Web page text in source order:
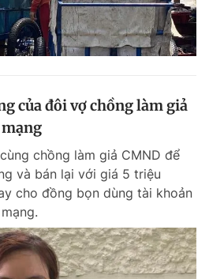
Bạn cần biết
Liên hệ quảng cáo
thoại
của đôi vợ chồng làm giả
mạng
chồng làm giả CMND để
và bán lại với giá 5 triệu
cho đồng bọn dùng tài khoản